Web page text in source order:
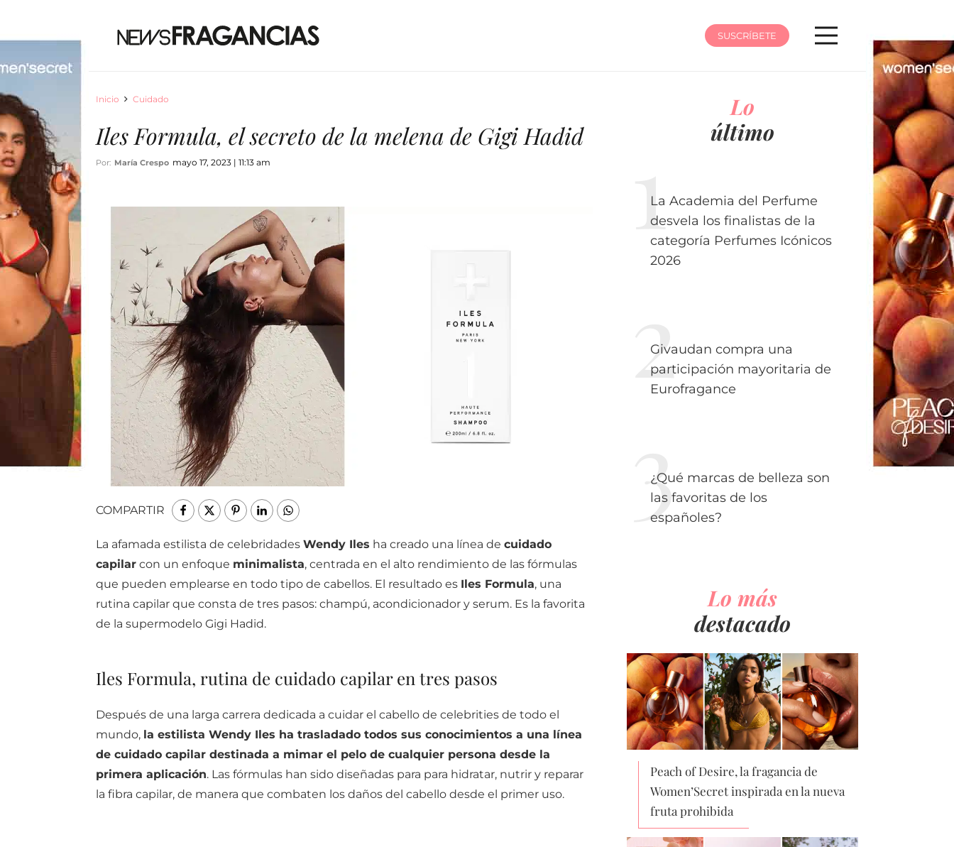
SUSCRÍBETE
Inicio Cuidado
Iles Formula, el secreto de la melena de Gigi Hadid
Por: María Crespo mayo 17, 2023 | 11:13 am
COMPARTIR
La afamada estilista de celebridades Wendy Iles ha creado una línea de cuidado
capilarcon un enfoque minimalista, centrada en el alto rendimiento de las fórmulas
que pueden emplearse en todo tipo de cabellos. El resultado es Iles Formula, una
rutina capilar que consta de tres pasos: champú, acondicionador y serum. Es la favorita
de la supermodelo Gigi Hadid.
Iles Formula, rutina de cuidado capilar en tres pasos
Después de una larga carrera dedicada a cuidar el cabello de celebrities de todo el
mundo, la estilista Wendy Iles ha trasladado todos sus conocimientos a una línea
de cuidado capilar destinada a mimar el pelo de cualquier persona desde la
primera aplicación. Las fórmulas han sido diseñadas para para hidratar, nutrir y reparar
la fibra capilar, de manera que combaten los daños del cabello desde el primer uso.
Lo
último
La Academia del Perfume
desvela los finalistas de la
categoría Perfumes Icónicos
2026
Givaudan compra una
participación mayoritaria de
Eurofragance
¿Qué marcas de belleza son
las favoritas de los
españoles?
Lo más
destacado
Peach of Desire, la fragancia de
Women’Secret inspirada en la nueva
fruta prohibida